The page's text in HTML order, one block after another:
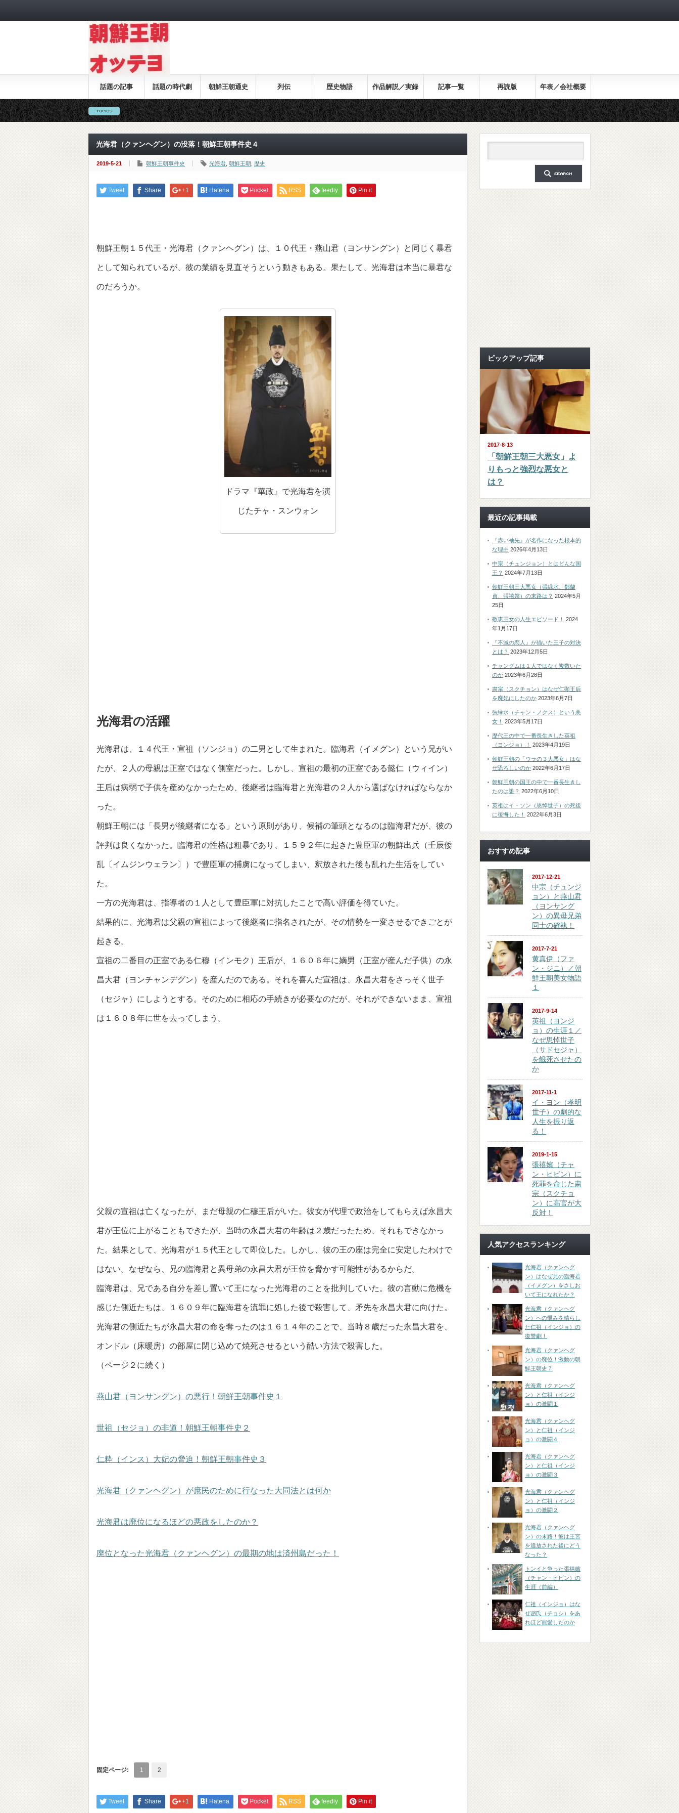
話題の記事 話題の時代劇 朝鮮王朝通史 列伝 歴史物語 作品解説／実録 記事一覧 再読版 年表／会社概要
光海君（クァンヘグン）の没落！朝鮮王朝事件史４
2019-5-21 朝鮮王朝事件史 光海君 朝鮮王朝 歴史
Tweet Share +1 Hatena Pocket RSS feedly Pin it
朝鮮王朝１５代王・光海君（クァンヘグン）は、１０代王・燕山君（ヨンサングン）と同じく暴君
として知られているが、彼の業績を見直そうという動きもある。果たして、光海君は本当に暴君な
のだろうか。
ドラマ『華政』で光海君を演
じたチャ・スンウォン
光海君の活躍
光海君は、１４代王・宣祖（ソンジョ）の二男として生まれた。臨海君（イメグン）という兄がい
たが、２人の母親は正室ではなく側室だった。しかし、宣祖の最初の正室である懿仁（ウィイン）
王后は病弱で子供を産めなかったため、後継者は臨海君と光海君の２人から選ばなければならなか
った。
朝鮮王朝には「長男が後継者になる」という原則があり、候補の筆頭となるのは臨海君だが、彼の
評判は良くなかった。臨海君の性格は粗暴であり、１５９２年に起きた豊臣軍の朝鮮出兵（壬辰倭
乱〔イムジンウェラン〕）で豊臣軍の捕虜になってしまい、釈放された後も乱れた生活をしてい
た。
一方の光海君は、指導者の１人として豊臣軍に対抗したことで高い評価を得ていた。
結果的に、光海君は父親の宣祖によって後継者に指名されたが、その情勢を一変させるできごとが
起きる。
宣祖の二番目の正室である仁穆（インモク）王后が、１６０６年に嫡男（正室が産んだ子供）の永
昌大君（ヨンチャンデグン）を産んだのである。それを喜んだ宣祖は、永昌大君をさっそく世子
（セジャ）にしようとする。そのために相応の手続きが必要なのだが、それができないまま、宣祖
は１６０８年に世を去ってしまう。
父親の宣祖は亡くなったが、まだ母親の仁穆王后がいた。彼女が代理で政治をしてもらえば永昌大
君が王位に上がることもできたが、当時の永昌大君の年齢は２歳だったため、それもできなかっ
た。結果として、光海君が１５代王として即位した。しかし、彼の王の座は完全に安定したわけで
はない。なぜなら、兄の臨海君と異母弟の永昌大君が王位を脅かす可能性があるからだ。
臨海君は、兄である自分を差し置いて王になった光海君のことを批判していた。彼の言動に危機を
感じた側近たちは、１６０９年に臨海君を流罪に処した後で殺害して、矛先を永昌大君に向けた。
光海君の側近たちが永昌大君の命を奪ったのは１６１４年のことで、当時８歳だった永昌大君を、
オンドル（床暖房）の部屋に閉じ込めて焼死させるという酷い方法で殺害した。
（ページ２に続く）
燕山君（ヨンサングン）の悪行！朝鮮王朝事件史１
世祖（セジョ）の非道！朝鮮王朝事件史２
仁粋（インス）大妃の脅迫！朝鮮王朝事件史３
光海君（クァンヘグン）が庶民のために行なった大同法とは何か
光海君は廃位になるほどの悪政をしたのか？
廃位となった光海君（クァンヘグン）の最期の地は済州島だった！
固定ページ: 1 2
Tweet Share +1 Hatena Pocket RSS feedly Pin it
ピックアップ記事
2017-8-13
「朝鮮王朝三大悪女」よ
りもっと強烈な悪女と
は？
最近の記事掲載
『赤い袖先』が名作になった根本的
な理由 2026年4月13日
中宗（チュンジョン）とはどんな国
王？ 2024年7月13日
朝鮮王朝三大悪女（張緑水、鄭蘭
貞、張禧嬪）の末路は？ 2024年5月
25日
敬恵王女の人生エピソード！
2024
年1月17日
『不滅の恋人』が描いた王子の対決
とは？ 2023年12月5日
チャングムは１人ではなく複数いた
のか 2023年6月28日
粛宗（スクチョン）はなぜ仁顕王后
を廃妃にしたのか 2023年6月7日
張緑水（チャン・ノクス）という悪
女！
2023年5月17日
歴代王の中で一番長生きした英祖
（ヨンジョ）！
2023年4月19日
朝鮮王朝の「ウラの３大悪女」はな
ぜ恐ろしいのか 2022年6月17日
朝鮮王朝の国王の中で一番長生きし
たのは誰？ 2022年6月10日
英祖はイ・ソン（思悼世子）の死後
に後悔した！
2022年6月3日
おすすめ記事
2017-12-21
中宗（チュンジ
ョン）と燕山君
（ヨンサング
ン）の異母兄弟
同士の確執！
2017-7-21
黄真伊（ファ
ン・ジニ）／朝
鮮王朝美女物語
１
2017-9-14
英祖（ヨンジ
ョ）の生涯１／
なぜ思悼世子
（サドセジャ）
を餓死させたの
か
2017-11-1
イ・ヨン（孝明
世子）の劇的な
人生を振り返
る！
2019-1-15
張禧嬪（チャ
ン・ヒビン）に
死罪を命じた粛
宗（スクチョ
ン）に高官が大
反対！
人気アクセスランキング
光海君（クァンヘグ
ン）はなぜ兄の臨海君
（イメグン）をさしお
いて王になれたか？
光海君（クァンヘグ
ン）への恨みを晴らし
た仁祖（インジョ）の
復讐劇！
光海君（クァンヘグ
ン）の廃位！激動の朝
鮮王朝史７
光海君（クァンヘグ
ン）と仁祖（インジ
ョ）の激闘１
光海君（クァンヘグ
ン）と仁祖（インジ
ョ）の激闘４
光海君（クァンヘグ
ン）と仁祖（インジ
ョ）の激闘３
光海君（クァンヘグ
ン）と仁祖（インジ
ョ）の激闘２
光海君（クァンヘグ
ン）の末路！彼は王宮
を追放された後にどう
なった？
トンイと争った張禧嬪
（チャン・ヒビン）の
生涯（前編）
仁祖（インジョ）はな
ぜ趙氏（チョシ）をあ
れほど寵愛したのか